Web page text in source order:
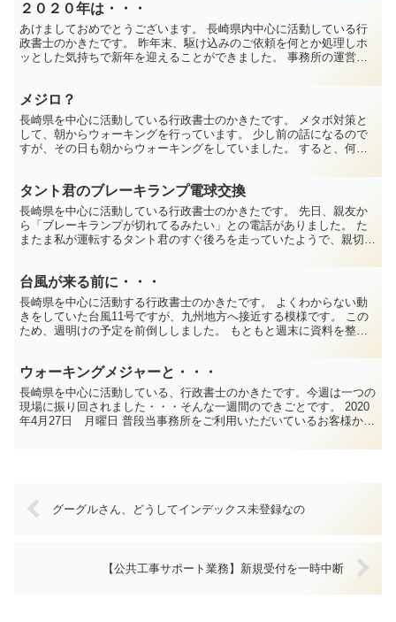
２０２０年は・・・
あけましておめでとうございます。 長崎県内中心に活動している行
政書士のかきたです。 昨年末、駆け込みのご依頼を何とか処理しホ
ッとした気持ちで新年を迎えることができました。 事務所の運営方
メジロ？
長崎県を中心に活動している行政書士のかきたです。 メタボ対策と
して、朝からウォーキングを行っています。 少し前の話になるので
すが、その日も朝からウォーキングをしていました。 すると、何か
タント君のブレーキランプ電球交換
長崎県を中心に活動している行政書士のかきたです。 先日、親友か
ら「ブレーキランプが切れてるみたい」との電話がありました。 た
またま私が運転するタント君のすぐ後ろを走っていたようで、親切に
台風が来る前に・・・
長崎県を中心に活動する行政書士のかきたです。 よくわからない動
きをしていた台風11号ですが、九州地方へ接近する模様です。 この
ため、週明けの予定を前倒ししました。 もともと週末に資料を整理
ウォーキングメジャーと・・・
長崎県を中心に活動している、行政書士のかきたです。今週は一つの
現場に振り回されました・・・そんな一週間のできごとです。 2020
年4月27日 月曜日 普段当事務所をご利用いただいているお客様か
グーグルさん、どうしてインデックス未登録なの
【公共工事サポート業務】新規受付を一時中断